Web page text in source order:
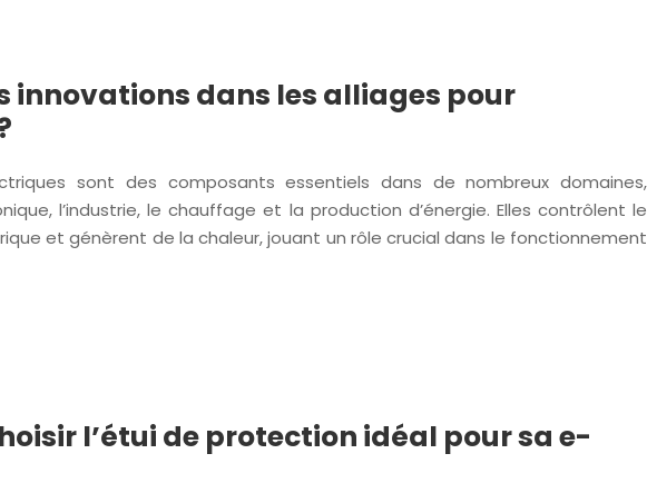
innovations dans les alliages pour
sont des composants essentiels dans de nombreux domaines,
l’industrie, le chauffage et la production d’énergie. Elles contrôlent le
et génèrent de la chaleur, jouant un rôle crucial dans le fonctionnement
l’étui de protection idéal pour sa e-